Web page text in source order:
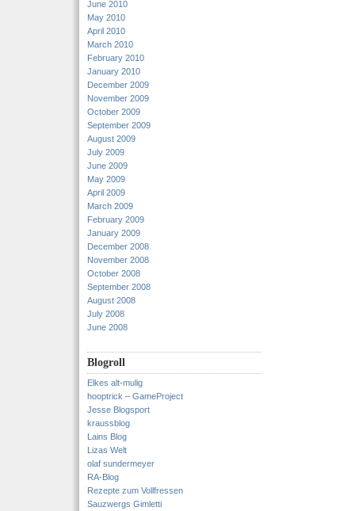
June 2010
May 2010
April 2010
March 2010
February 2010
January 2010
December 2009
November 2009
October 2009
September 2009
August 2009
July 2009
June 2009
May 2009
April 2009
March 2009
February 2009
January 2009
December 2008
November 2008
October 2008
September 2008
August 2008
July 2008
June 2008
Blogroll
Elkes alt-mulig
hooptrick – GameProject
Jesse Blogsport
kraussblog
Lains Blog
Lizas Welt
olaf sundermeyer
RA-Blog
Rezepte zum Vollfressen
Sauzwergs Gimletti